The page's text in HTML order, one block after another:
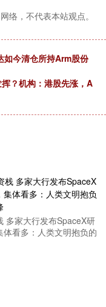
络，不代表本站观点。
如今清仓所持Arm股份
？机构：港股先涨，A
多家大行发布SpaceX研
体看多：人类文明抱负的